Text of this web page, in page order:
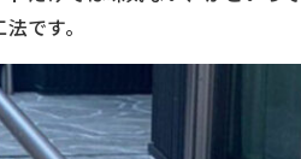
です。